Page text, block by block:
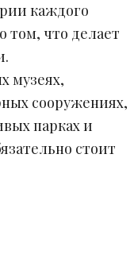
каждого
том, что делает
музеях,
сооружениях,
парках и
стоит